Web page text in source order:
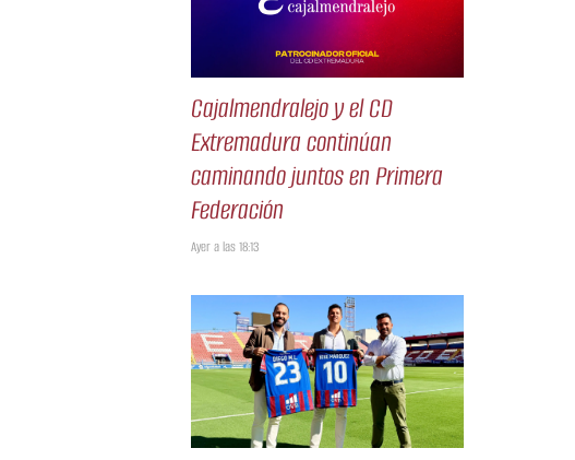
Cajalmendralejo y el CD
Extremadura continúan
caminando juntos en Primera
Federación
Ayer a las 18:13